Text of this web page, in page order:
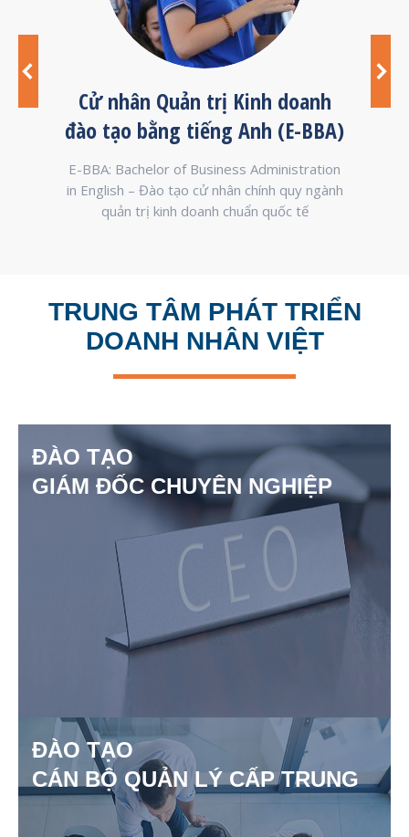
Cử nhân Quản trị Kinh doanh
đào tạo bằng tiếng Anh (E-BBA)
E-BBA: Bachelor of Business Administration
in English – Đào tạo cử nhân chính quy ngành
quản trị kinh doanh chuẩn quốc tế
Cử
TRUNG TÂM PHÁT TRIỂN
DOANH NHÂN VIỆT
ĐÀO TẠO
GIÁM ĐỐC CHUYÊN NGHIỆP
ĐÀO TẠO
CÁN BỘ QUẢN LÝ CẤP TRUNG